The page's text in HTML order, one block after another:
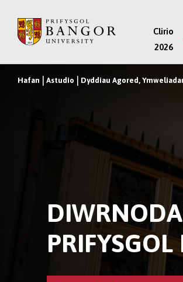
Main
Menu
Clirio
2026
Breadcrumb
Hafan Astudio Dyddiau Agored,